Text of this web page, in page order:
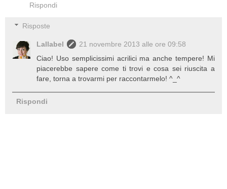
Rispondi
Risposte
Lallabel
21 novembre 2013 alle ore 09:58
Ciao! Uso semplicissimi acrilici ma anche tempere! Mi
piacerebbe sapere come ti trovi e cosa sei riuscita a
fare, torna a trovarmi per raccontarmelo! ^_^
Rispondi